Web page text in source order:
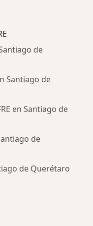
de
Santiago de
en Santiago de
de
de Querétaro